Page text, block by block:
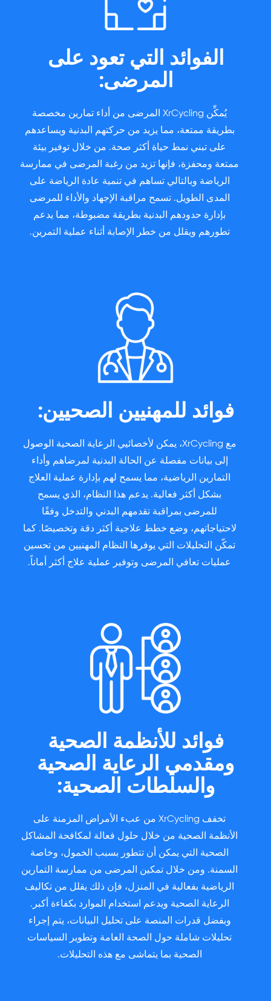
الفوائد التي تعود على
المرضى:
يُمكِّن XrCycling المرضى من أداء تمارين مخصصة
بطريقة ممتعة، مما يزيد من حركتهم البدنية ويساعدهم
على تبني نمط حياة أكثر صحة. من خلال توفير بيئة
ممتعة ومحفزة، فإنها تزيد من رغبة المرضى في ممارسة
الرياضة وبالتالي تساهم في تنمية عادة الرياضة على
المدى الطويل. تسمح مراقبة الإجهاد والأداء للمرضى
بإدارة حدودهم البدنية بطريقة مضبوطة، مما يدعم
تطورهم ويقلل من خطر الإصابة أثناء عملية التمرين.
فوائد للمهنيين الصحيين:
مع XrCycling، يمكن لأخصائيي الرعاية الصحية الوصول
إلى بيانات مفصلة عن الحالة البدنية لمرضاهم وأداء
التمارين الرياضية، مما يسمح لهم بإدارة عملية العلاج
بشكل أكثر فعالية. يدعم هذا النظام، الذي يسمح
للمرضى بمراقبة تقدمهم البدني والتدخل وفقًا
لاحتياجاتهم، وضع خطط علاجية أكثر دقة وتخصيصًا. كما
تمكّن التحليلات التي يوفرها النظام المهنيين من تحسين
عمليات تعافي المرضى وتوفير عملية علاج أكثر أماناً.
فوائد للأنظمة الصحية
ومقدمي الرعاية الصحية
والسلطات الصحية:
تخفف XrCycling من عبء الأمراض المزمنة على
الأنظمة الصحية من خلال حلول فعالة لمكافحة المشاكل
الصحية التي يمكن أن تتطور بسبب الخمول، وخاصة
السمنة. ومن خلال تمكين المرضى من ممارسة التمارين
الرياضية بفعالية في المنزل، فإن ذلك يقلل من تكاليف
الرعاية الصحية ويدعم استخدام الموارد بكفاءة أكبر.
وبفضل قدرات المنصة على تحليل البيانات، يتم إجراء
تحليلات شاملة حول الصحة العامة وتطوير السياسات
الصحية بما يتماشى مع هذه التحليلات.